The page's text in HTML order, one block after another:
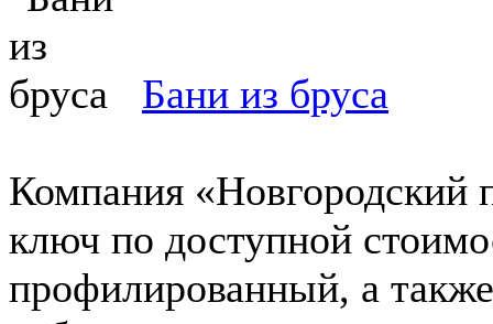
Бани из бруса
Компания «Новгородский
ключ по доступной
профилированный, а